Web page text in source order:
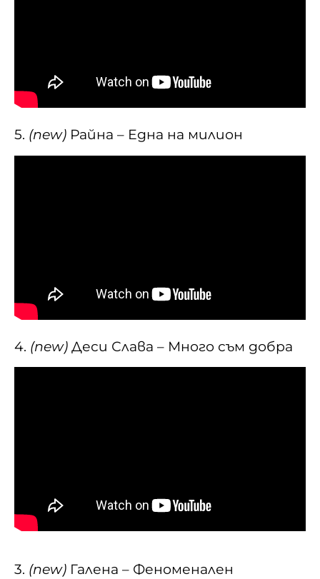
5. (new) Райна – Една на милион
4. (new) Деси Слава – Много съм добра
3. (new) Галена – Феноменален